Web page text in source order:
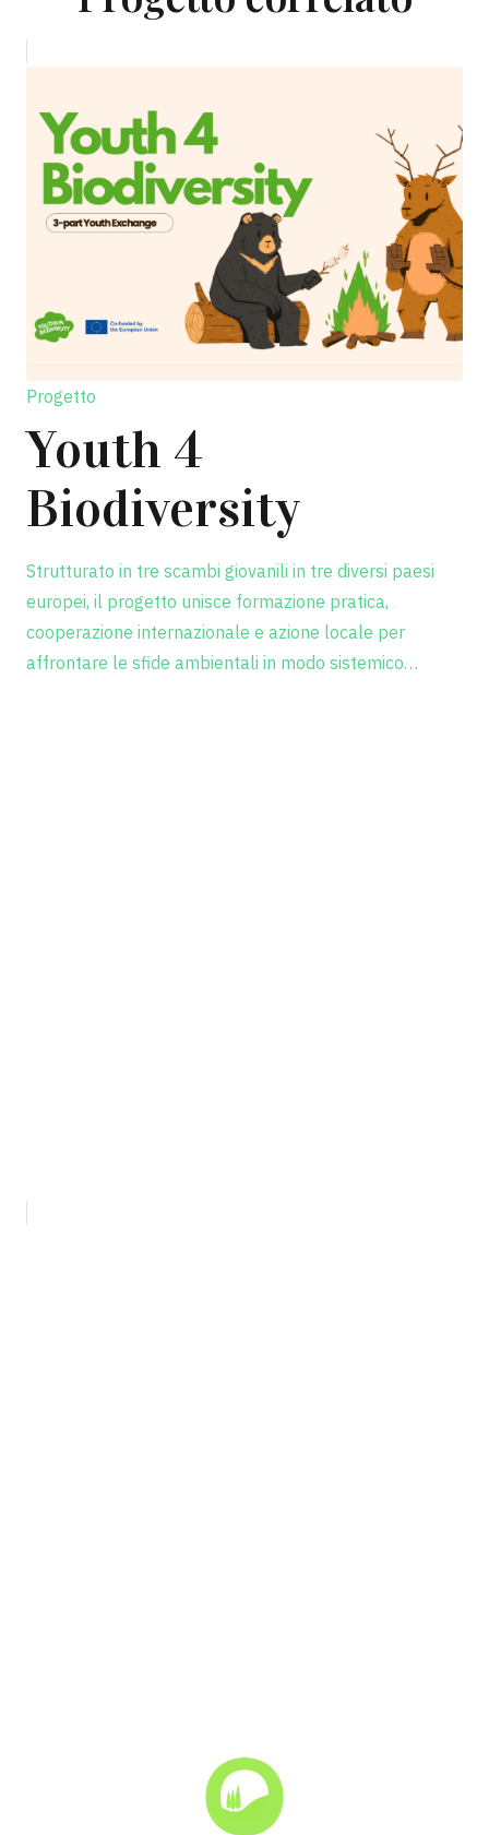
Progetto
Youth 4
Biodiversity
Strutturato in tre scambi giovanili in tre diversi paesi
europei, il progetto unisce formazione pratica,
cooperazione internazionale e azione locale per
affrontare le sfide ambientali in modo sistemico…